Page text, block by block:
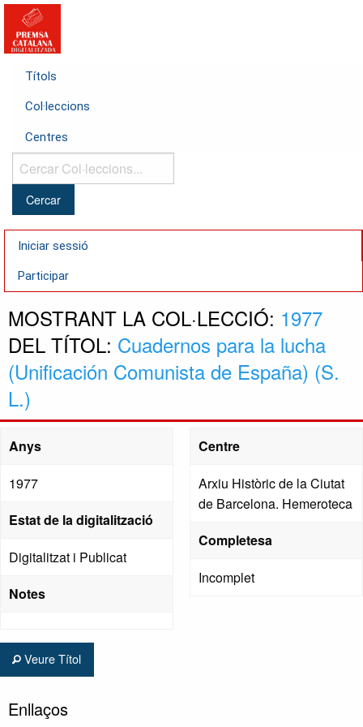
Títols
Col·leccions
Centres
Cercar
Col·leccions...
Iniciar sessió
Participar
MOSTRANT LA COL·LECCIÓ: 1977
DEL TÍTOL: Cuadernos para la lucha
(Unificación Comunista de España) (S.
L.)
Anys
1977
Estat de la digitalització
Digitalitzat i Publicat
Notes
Centre
Arxiu Històric de la Ciutat
de Barcelona. Hemeroteca
Completesa
Incomplet
Veure Títol
Enllaços